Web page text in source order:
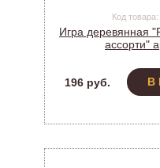
Код
Игра деревянная
ассорти"
196 руб. В